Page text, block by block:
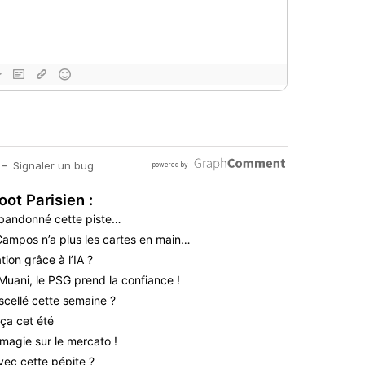
Parisien :
cette piste…
n’a plus les cartes en main…
grâce à l’IA ?
le PSG prend la confiance !
cette semaine ?
cet été
sur le mercato !
cette pépite ?